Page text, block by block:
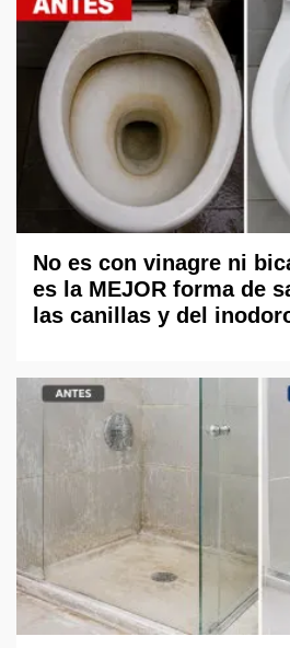
No es con vinagre ni
es la MEJOR forma de
las canillas y del